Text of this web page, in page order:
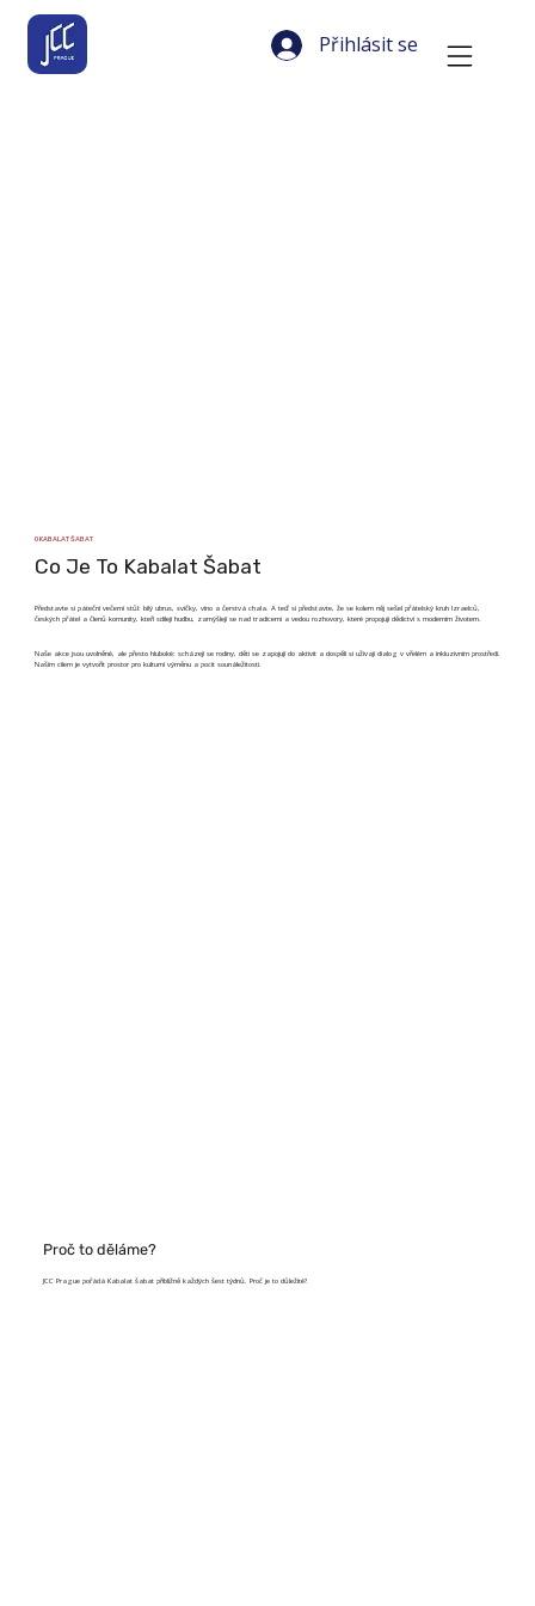
Přihlásit se
O KABALAT ŠABAT
Co Je To Kabalat Šabat
Představte si páteční večerní stůl: bílý ubrus, svíčky, víno a čerstvá chala. A teď si představte, že se kolem něj sešel přátelský kruh Izraelců,
českých přátel a členů komunity, kteří sdílejí hudbu, zamýšlejí se nad tradicemi a vedou rozhovory, které propojují dědictví s moderním životem.
Naše akce jsou uvolněné, ale přesto hluboké: scházejí se rodiny, děti se zapojují do aktivit a dospělí si užívají dialog v vřelém a inkluzivním prostředí.
Naším cílem je vytvořit prostor pro kulturní výměnu a pocit sounáležitosti.
Proč to děláme?
JCC Prague pořádá Kabalat šabat přibližně každých šest týdnů. Proč je to důležité?